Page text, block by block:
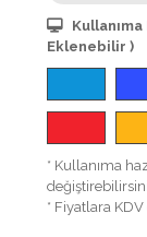
Eklenebilir )
* Kullanıma
* Fiyatlara